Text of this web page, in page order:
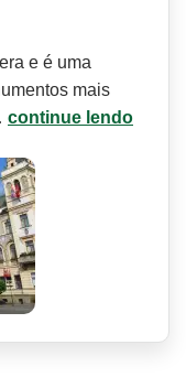
e é uma
mais
continue lendo